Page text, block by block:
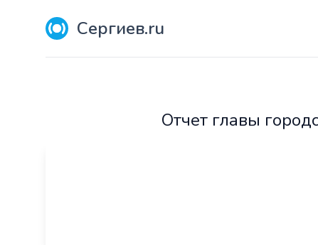
Сергиев.ru
Отчет главы